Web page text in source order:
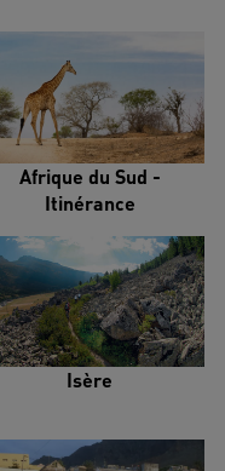
Afrique du Sud -
Itinérance
Isère